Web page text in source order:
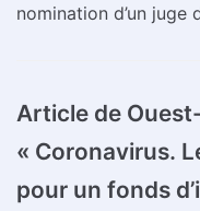
nomination d’un juge
Article de
« Coronavirus.
pour un fonds